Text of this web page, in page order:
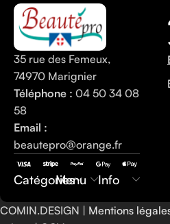
35 rue des Femeux,
74970 Marignier
Téléphone : 04 50 34 08
58
Email :
beautepro@orange.fr
Catégories
Menu Info
COMIN.DESIGN | Mentions